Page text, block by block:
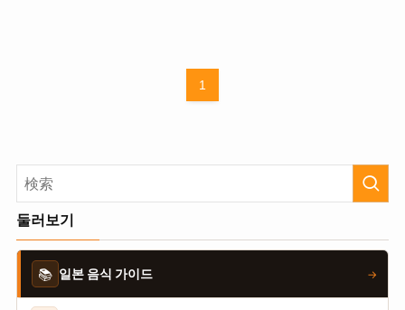
1
둘러보기
📚 일본 음식 가이드 →